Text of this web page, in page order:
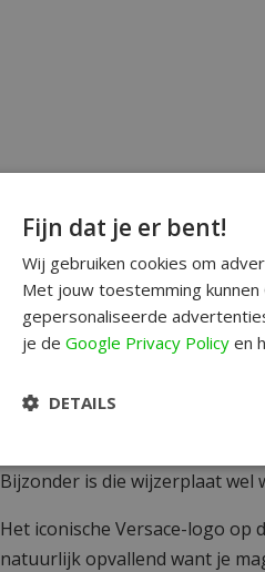
Geraffineerde
4. Versace VCO100017
Versace kent een enorme
een symbool van tijdloze
Versace dameshorloge op en
Het horloge straalt de
Bijzonder is die wijzerplaat
Het iconische Versace-logo
natuurlijk opvallend want je
Fijn dat je er bent!
Wij gebruiken cookies om
Met jouw toestemming
gepersonaliseerde
je de Google Privacy Policy en
DETAILS